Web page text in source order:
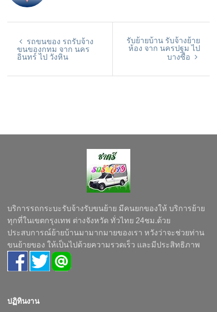
รถขนของ รถรับจ้าง
ขนของกทม จาก นคร
อินทร์ ไป วังหิน
รับย้ายบ้าน รับจ้างย้าย
ห้อง จาก นครปฐม ไป
บางซื่อ
บริการรถกระบะรับจ้างรับขนย้าย มีคนยกของให้ บริการย้าย
ทุกที่ในเขตกรุงเทพ ต่างจังหวัด ทั่วไทย 24ชม.ด้วย
ประสบการณ์ย้ายบ้านมามากมายของเรา หวังว่าจะช่วยท่าน
ขนย้ายของ ให้เป็นไปด้วยความรวดเร็ว และมีประสิทธิภาพ
ปฏิทินงาน